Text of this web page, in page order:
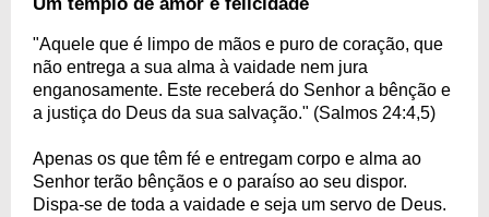
"Aquele que é limpo de mãos e puro de coração, que
não entrega a sua alma à vaidade nem jura
enganosamente. Este receberá do Senhor a bênção e
a justiça do Deus da sua salvação." (Salmos 24:4,5)
Apenas os que têm fé e entregam corpo e alma ao
Senhor terão bênçãos e o paraíso ao seu dispor.
Dispa-se de toda a vaidade e seja um servo de Deus.